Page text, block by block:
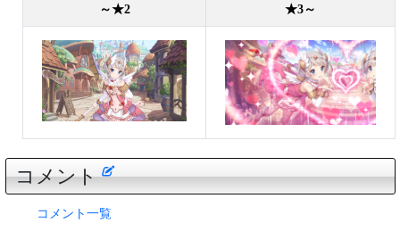
～★2 ★3～
コメント
コメント一覧